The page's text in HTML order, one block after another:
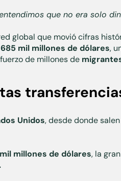
que no era solo
global que movió cifras
685 mil millones de dólares,
de millones de
Unidos, desde donde
millones de dólares, la